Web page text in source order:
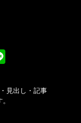
見出し・記事